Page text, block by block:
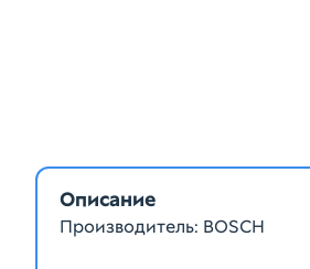
Описание
Производитель: BOSCH